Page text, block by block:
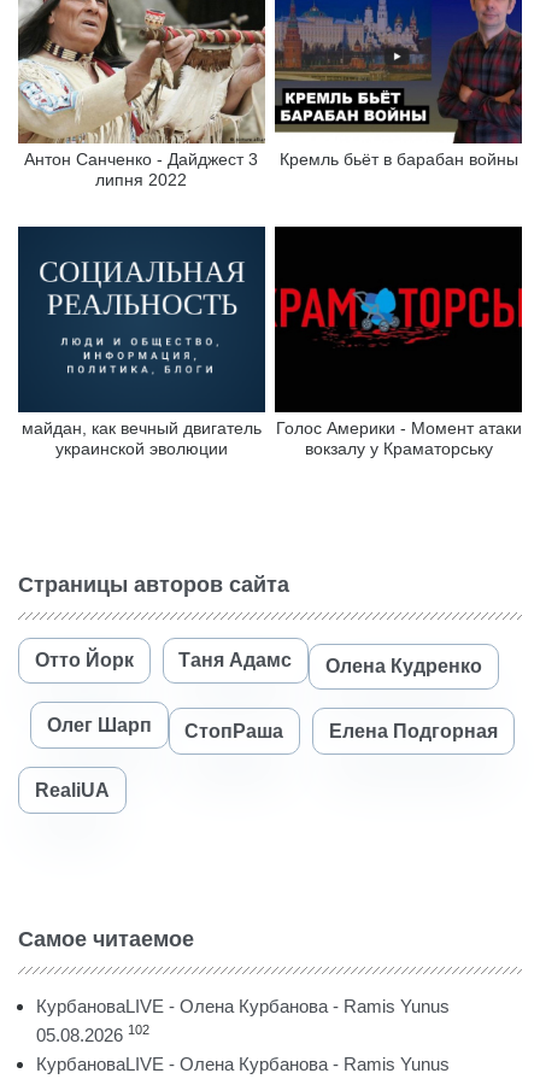
Антон Санченко - Дайджест 3
липня 2022
Кремль бьёт в барабан войны
майдан, как вечный двигатель
украинской эволюции
Голос Америки - Момент атаки
вокзалу у Краматорську
Страницы авторов сайта
Отто Йорк Таня Адамс Олена Кудренко
Олег Шарп СтопРаша Елена Подгорная
RealiUA
Самое читаемое
КурбановаLIVE - Олена Курбанова - Ramis Yunus
05.08.2026 102
КурбановаLIVE - Олена Курбанова - Ramis Yunus